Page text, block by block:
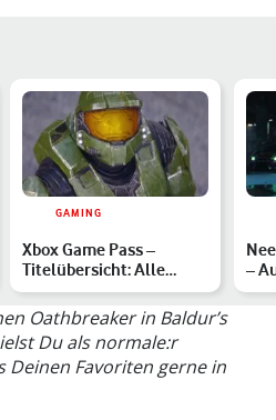
GAMING
Xbox Game Pass –
Titelübersicht: Alle
verfügbaren Spiele im
März …
–
Oathbreaker in Baldur’s
Du als normale:r
Deinen Favoriten gerne in